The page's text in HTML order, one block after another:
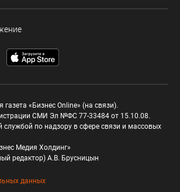
«Бизнес Online» (на связи).
СМИ Эл №ФС 77-33484 от 15.10.08.
службой по надзору в сфере связи и массовых
Медия Холдинг»
редактор) А.В. Брусницын
данных